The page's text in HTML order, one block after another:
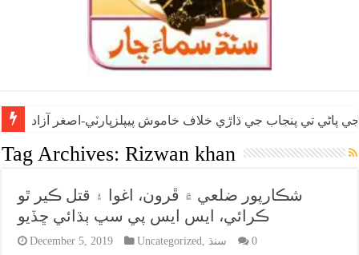
پاڻي تي پنجاب جي ڌاڙي خلاف خاموش پيپلزپارٽي-اصغر آزاد
Tag Archives:Rizwan khan
شڪارپور ضلعي ۾ ڦرون، اغوا ۽ قتل ڪير ٿو
ڪرائي، ايس ايس پي سڀ ٻڌائي ڇڏيو
December 5, 2019 Uncategorized, سنڌ 0